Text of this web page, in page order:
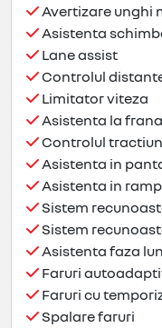
Avertizare unghi
Asistenta
Lane assist
Controlul
Limitator viteza
Asistenta la
Controlul
Asistenta in
Asistenta in
Sistem
Sistem
Asistenta faza
Faruri
Faruri cu
Spalare faruri